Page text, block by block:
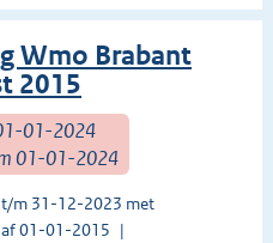
Wmo Brabant
2015
01-2024
01-01-2024
m 31-12-2023 met
01-01-2015